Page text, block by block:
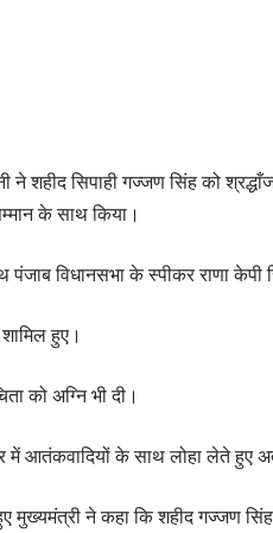
शहीद सिपाही गज्जण सिंह को
के साथ किया।
विधानसभा के स्पीकर राणा केपी
हुए।
को अग्नि भी दी।
आतंकवादियों के साथ लोहा लेते हुए
मुख्यमंत्री ने कहा कि शहीद गज्जण